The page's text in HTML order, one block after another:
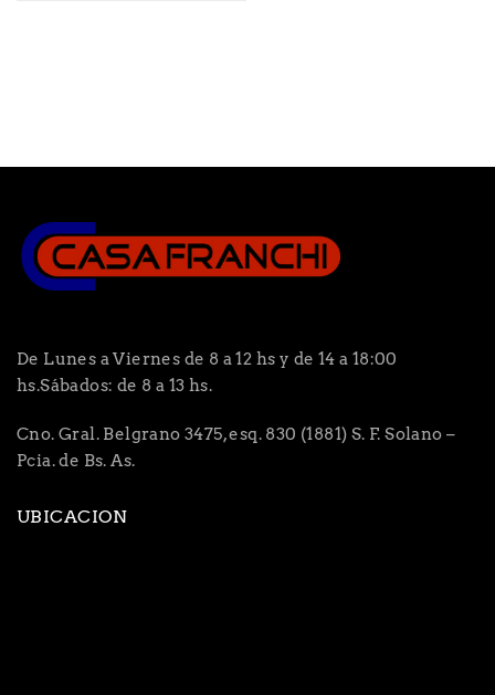
De Lunes a Viernes de 8 a 12 hs y de 14 a 18:00
hs.Sábados: de 8 a 13 hs.
Cno. Gral. Belgrano 3475, esq. 830 (1881) S. F. Solano –
Pcia. de Bs. As.
UBICACION